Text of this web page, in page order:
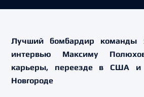
Лучший бомбардир команды
интервью Максиму
карьеры, переезде в США
Новгороде